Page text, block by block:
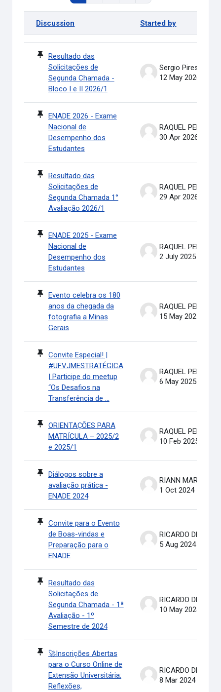
Status
Discussion Started by
Resultado das
Solicitações de
Segunda Chamada -
Bloco I e II 2026/1
12 May 2026
ENADE 2026 - Exame
Nacional de
Desempenho dos
Estudantes
30 Apr 2026
Resultado das
Solicitações de
Segunda Chamada 1°
Avaliação 2026/1
29 Apr 2026
ENADE 2025 - Exame
Nacional de
Desempenho dos
Estudantes
2 July 2025
Evento celebra os 180
anos da chegada da
fotografia a Minas
Gerais
15 May 2025
Convite Especial! |
#UFVJMESTRATÉGICA
| Participe do meetup
“Os Desafios na
Transferência de ...
6 May 2025
ORIENTAÇÕES PARA
MATRÍCULA – 2025/2
e 2025/1
10 Feb 2025
Diálogos sobre a
avaliação prática -
ENADE 2024
1 Oct 2024
Convite para o Evento
de Boas-vindas e
Preparação para o
ENADE
5 Aug 2024
Resultado das
Solicitações de
Segunda Chamada - 1ª
Avaliação - 1º
Semestre de 2024
10 May 2024
🚀Inscrições Abertas
para o Curso Online de
Extensão Universitária:
Reflexões,
8 Mar 2024